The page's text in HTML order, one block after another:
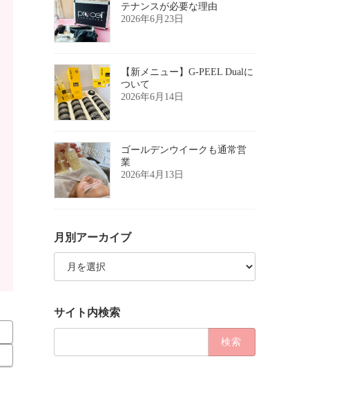
テナンスが必要な理由
2026年6月23日
【新メニュー】G-PEEL Dualに
ついて
2026年6月14日
ゴールデンウイークも通常営
業
2026年4月13日
月別アーカイブ
月
イ
サイト内検索